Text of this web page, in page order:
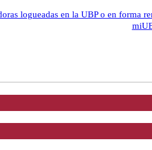
logueadas en la UBP o en forma